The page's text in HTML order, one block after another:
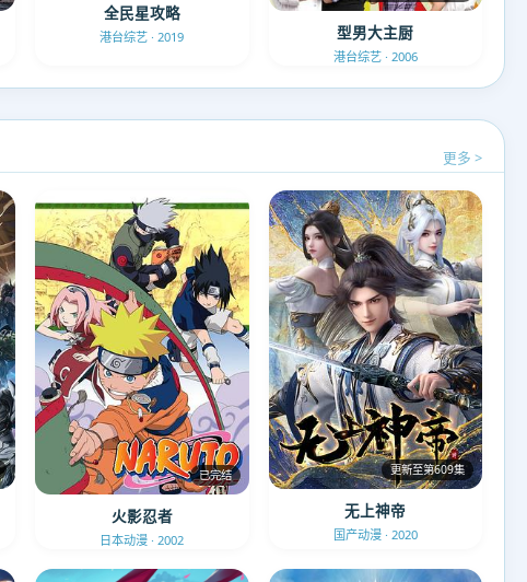
全民星攻略
港台综艺 · 2019 型男大主厨
港台综艺 · 2006
更多 >
已完结
火影忍者
日本动漫 · 2002
更新至第609集
无上神帝
国产动漫 · 2020